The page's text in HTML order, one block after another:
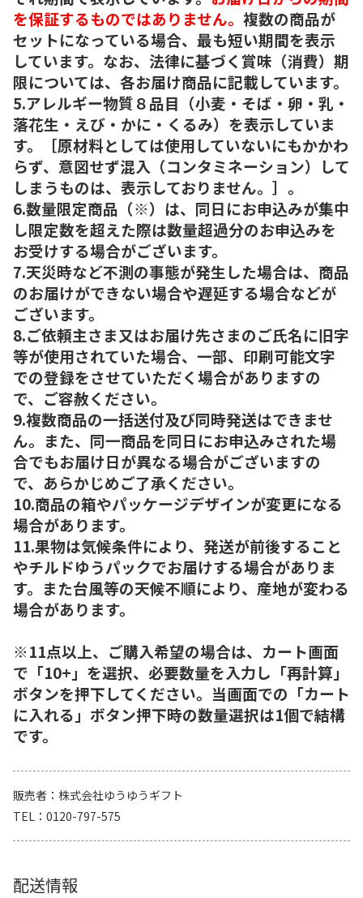
を保証するものではありません。 複数の商品が
セットになっている場合、最も短い期間を表示
しています。なお、法律に基づく賞味（消費）期
限については、各お届け商品に記載しています。
5.アレルギー物質８品目（小麦・そば・卵・乳・
落花生・えび・かに・くるみ）を表示していま
す。［原材料としては使用していないにもかかわ
らず、意図せず混入（コンタミネーション）して
しまうものは、表示しておりません。］。
6.数量限定商品（※）は、同日にお申込みが集中
し限定数を超えた際は数量超過分のお申込みを
お受けする場合がございます。
7.天災時など不測の事態が発生した場合は、商品
のお届けができない場合や遅延する場合などが
ございます。
8.ご依頼主さま又はお届け先さまのご氏名に旧字
等が使用されていた場合、一部、印刷可能文字
での登録をさせていただく場合がありますの
で、ご容赦ください。
9.複数商品の一括送付及び同時発送はできませ
ん。また、同一商品を同日にお申込みされた場
合でもお届け日が異なる場合がございますの
で、あらかじめご了承ください。
10.商品の箱やパッケージデザインが変更になる
場合があります。
11.果物は気候条件により、発送が前後すること
やチルドゆうパックでお届けする場合がありま
す。また台風等の天候不順により、産地が変わる
場合があります。
※11点以上、ご購入希望の場合は、カート画面
で「10+」を選択、必要数量を入力し「再計算」
ボタンを押下してください。当画面での「カート
に入れる」ボタン押下時の数量選択は1個で結構
です。
販売者
株式会社ゆうゆうギフト
TEL
0120-797-575
配送情報